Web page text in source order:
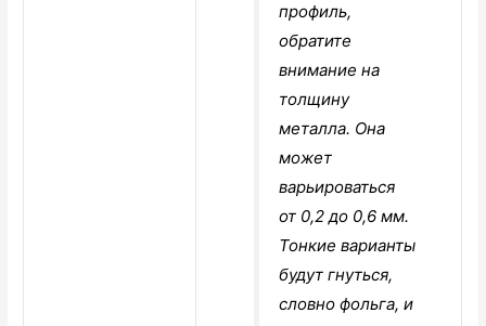
профиль,
обратите
внимание на
толщину
металла. Она
может
варьироваться
от 0,2 до 0,6 мм.
Тонкие варианты
будут гнуться,
словно фольга, и